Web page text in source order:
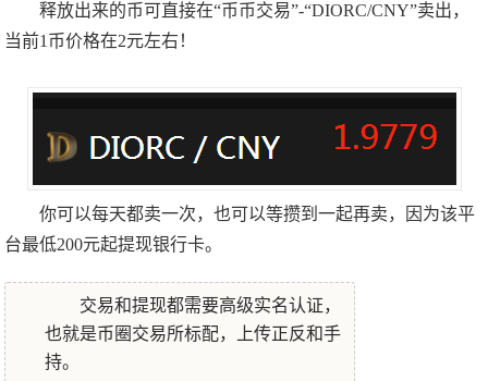
释放出来的币可直接在“币币交易”-“DIORC/CNY”卖出，
当前1币价格在2元左右！
你可以每天都卖一次，也可以等攒到一起再卖，因为该平
台最低200元起提现银行卡。
交易和提现都需要高级实名认证，
也就是币圈交易所标配，上传正反和手
持。